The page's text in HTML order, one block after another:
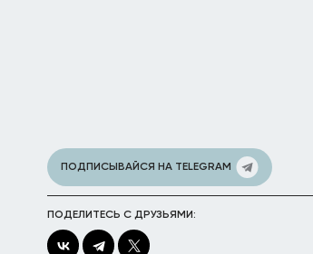
ПОДПИСЫВАЙСЯ НА TELEGRAM
ПОДЕЛИТЕСЬ С ДРУЗЬЯМИ: